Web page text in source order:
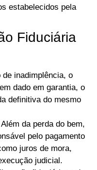
estabelecidos pela
Fiduciária
de inadimplência, o
dado em garantia, o
definitiva do mesmo
Além da perda do bem,
pelo pagamento
juros de mora,
judicial.